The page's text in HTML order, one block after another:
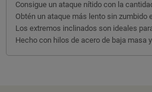
Consigue un ataque nítido con la
Obtén un ataque más lento sin zumbido
Los extremos inclinados son ideales
Hecho con hilos de acero de baja masa